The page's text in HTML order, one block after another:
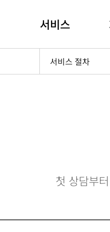
서비스
서비스 절차
첫 상담부